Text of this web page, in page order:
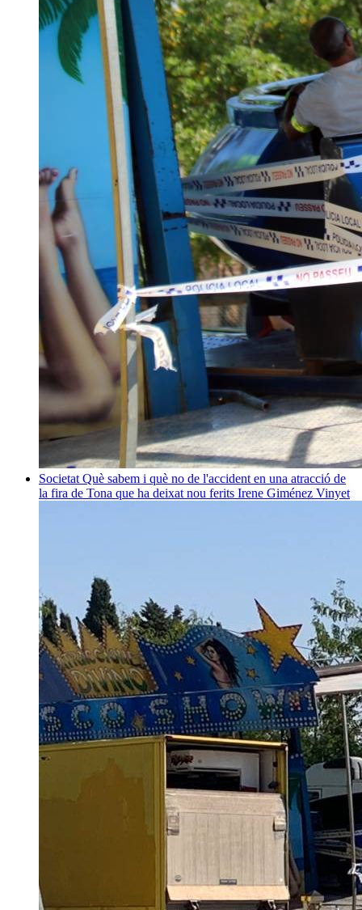
Societat Què sabem i què no de l'accident en una atracció de
la fira de Tona que ha deixat nou ferits Irene Giménez Vinyet